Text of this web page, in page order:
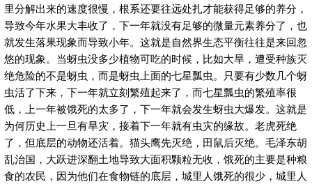
里分解出来的速度很慢，根系还要往远处扎才能获得足够的养分，
导致今年水果大丰收了，下一年就没有足够的微量元素养分了，也
就发生落果现象而导致小年。这就是自然界生态平衡往往是来回忽
悠的现象。当蚜虫没多少植物可吃的时候，比如大旱，遭受种族灭
绝危险的不是蚜虫，而是蚜虫上面的七星瓢虫。只要有少数几个蚜
虫活了下来，下一年就立刻繁殖起来了，而七星瓢虫的繁殖率很
低，上一年被饿死的太多了，下一年就会发生蚜虫大爆发。这就是
为何历史上一旦有旱灾，接着下一年就有虫灾的缘故。老虎死绝
了，但底层的动物还活着。猫头鹰先灭绝，田鼠后灭绝。毛泽东胡
乱治国，大跃进深翻土地导致大面积颗粒无收，饿死的主要是种粮
食的农民，因为他们在食物链的底层，城里人饿死的很少，城里人